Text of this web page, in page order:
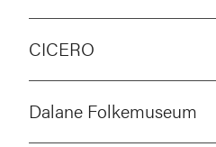
CICERO
Dalane Folkemuseum